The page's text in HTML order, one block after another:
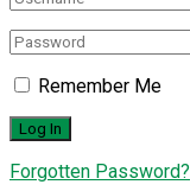
Remember Me
Forgotten Password?